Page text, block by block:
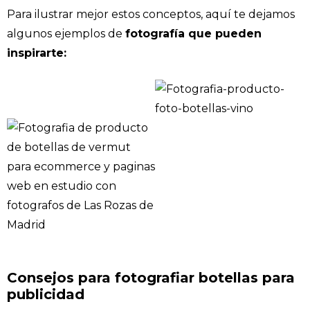
Para ilustrar mejor estos conceptos, aquí te dejamos
algunos ejemplos de fotografía que pueden
inspirarte:
Consejos para fotografiar botellas para
publicidad